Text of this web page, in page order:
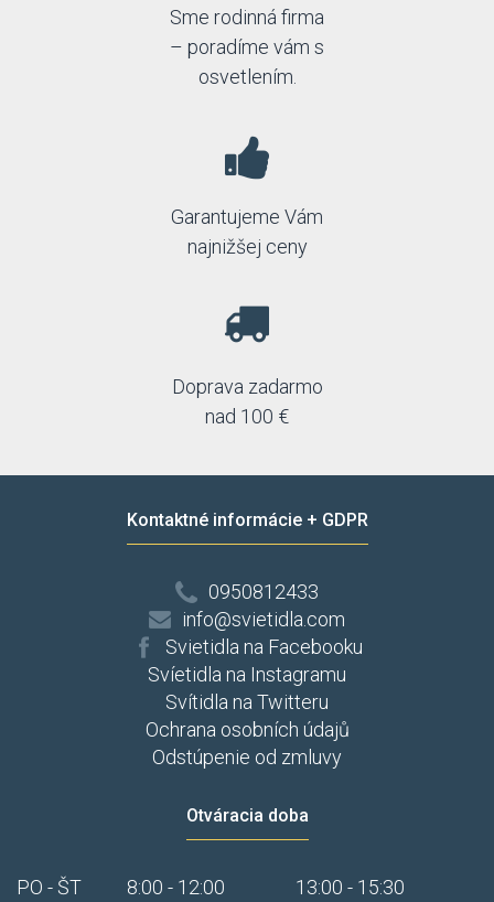
Sme rodinná firma
– poradíme vám s
osvetlením.
Garantujeme Vám
najnižšej ceny
Doprava zadarmo
nad 100 €
Kontaktné informácie + GDPR
0950812433
info@svietidla.com
Svietidla na Facebooku
Svíetidla na Instagramu
Svítidla na Twitteru
Ochrana osobních údajů
Odstúpenie od zmluvy
Otváracia doba
PO - ŠT 8:00 - 12:00
13:00 - 15:30